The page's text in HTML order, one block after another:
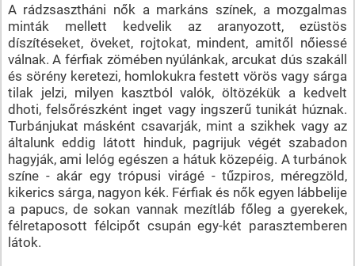
A rádzsasztháni nők a markáns színek, a mozgalmas
minták mellett kedvelik az aranyozott, ezüstös
díszítéseket, öveket, rojtokat, mindent, amitől nőiessé
válnak. A férfiak zömében nyúlánkak, arcukat dús szakáll
és sörény keretezi, homlokukra festett vörös vagy sárga
tilak jelzi, milyen kasztból valók, öltözékük a kedvelt
dhoti, felsőrészként inget vagy ingszerű tunikát húznak.
Turbánjukat másként csavarják, mint a szikhek vagy az
általunk eddig látott hinduk, pagrijuk végét szabadon
hagyják, ami lelóg egészen a hátuk közepéig. A turbánok
színe - akár egy trópusi virágé - tűzpiros, méregzöld,
kikerics sárga, nagyon kék. Férfiak és nők egyen lábbelije
a papucs, de sokan vannak mezítláb főleg a gyerekek,
félretaposott félcipőt csupán egy-két parasztemberen
látok.